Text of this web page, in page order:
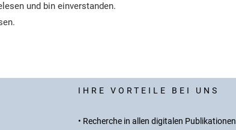
und bin einverstanden.
IHRE VORTEILE BEI UNS
• Recherche in allen digitalen Publikationen